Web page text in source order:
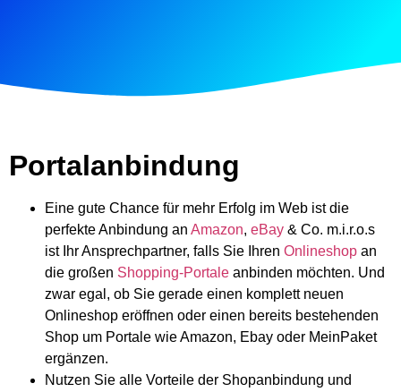
Portalanbindung
Eine gute Chance für mehr Erfolg im Web ist die
perfekte Anbindung an Amazon, eBay & Co. m.i.r.o.s
ist Ihr Ansprechpartner, falls Sie Ihren Onlineshop an
die großen Shopping-Portale anbinden möchten. Und
zwar egal, ob Sie gerade einen komplett neuen
Onlineshop eröffnen oder einen bereits bestehenden
Shop um Portale wie Amazon, Ebay oder MeinPaket
ergänzen.
Nutzen Sie alle Vorteile der Shopanbindung und